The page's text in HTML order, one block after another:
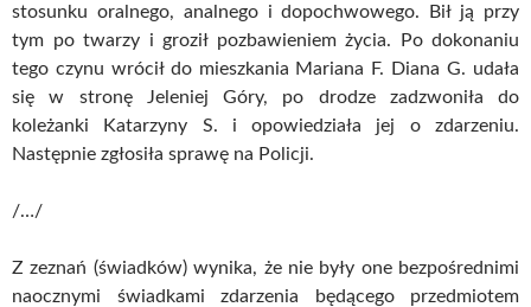
stosunku oralnego, analnego i dopochwowego. Bił ją przy
tym po twarzy i groził pozbawieniem życia. Po dokonaniu
tego czynu wrócił do mieszkania Mariana F. Diana G. udała
się w stronę Jeleniej Góry, po drodze zadzwoniła do
koleżanki Katarzyny S. i opowiedziała jej o zdarzeniu.
Następnie zgłosiła sprawę na Policji.
/…/
Z zeznań (świadków) wynika, że nie były one bezpośrednimi
naocznymi świadkami zdarzenia będącego przedmiotem